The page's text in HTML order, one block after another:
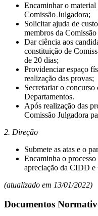
Encaminhar o material
Comissão Julgadora;
Solicitar ajuda de
membros da
Dar ciência aos
constituição de
de 20 dias;
Providenciar espaço
realização das provas;
Secretariar o
Departamentos.
Após realização das
Comissão Julgadora
2. Direção
Submete as atas e o
Encaminha o
apreciação da CIDD e
(atualizado em 13/01/2022)
Documentos